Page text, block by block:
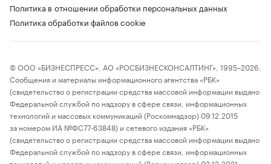
Политика в отношении обработки персональных данных
Политика обработки файлов cookie
© ООО «БИЗНЕСПРЕСС», АО «РОСБИЗНЕСКОНСАЛТИНГ», 1995–2026.
Сообщения и материалы информационного агентства «РБК»
(свидетельство о регистрации средства массовой информации выдано
Федеральной службой по надзору в сфере связи, информационных
технологий и массовых коммуникаций (Роскомнадзор) 09.12.2015
за номером ИА №ФС77-63848) и сетевого издания «РБК»
(свидетельство о регистрации средства массовой информации выдано
Федеральной службой по надзору в сфере связи, информационных